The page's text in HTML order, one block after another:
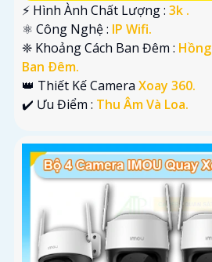
️⚡ Hình Ành Chất Lượng : 3k .
⚛️ Công Nghệ : IP Wifi.
❈ Khoảng Cách Ban Đêm :
Ban Ðêm.
👑 Thiết Kế Camera Xoay 360.
️✔️ Ưu Điểm : Thu Âm Và Loa.